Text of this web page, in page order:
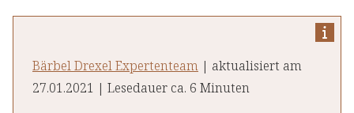
Bärbel Drexel Expertenteam | aktualisiert am
27.01.2021 | Lesedauer ca. 6 Minuten